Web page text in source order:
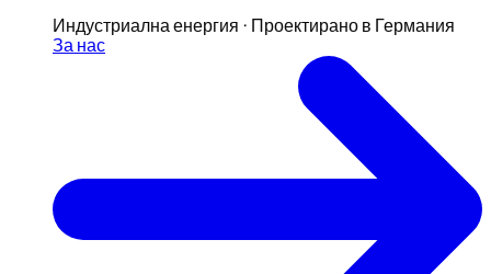
Индустриална енергия · Проектирано в Германия
За нас